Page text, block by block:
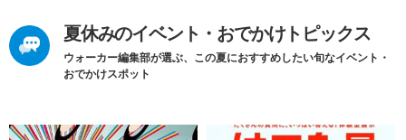
夏休みのイベント・おでかけトピックス
ウォーカー編集部が選ぶ、この夏におすすめしたい旬なイベント・
おでかけスポット